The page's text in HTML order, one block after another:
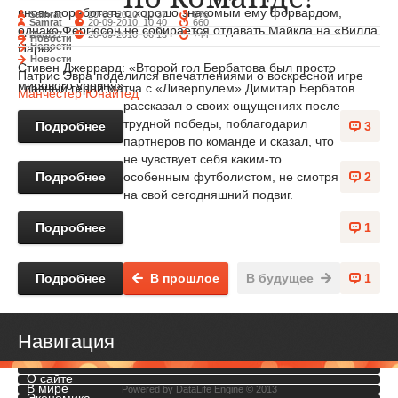
вновь поработать с хорошо знакомым ему форвардом,
однако Фергюсон не собирается отдавать Майкла на «Вилла
Парк».
3
Подробнее
Samrat 20-09-2010, 10:40 660
Новости
Патрис Эвра поделился впечатлениями о воскресной игре
Манчестер Юнайтед
2
Подробнее
Samrat 20-09-2010, 10:37 876
Новости
Стивен Джеррард: «Второй гол Бербатова был просто
мирового уровня»
1
Подробнее
Rauf27 20-09-2010, 06:13 744
Новости
Главный герой матча с «Ливерпулем» Димитар Бербатов
рассказал о своих ощущениях после
трудной победы, поблагодарил
партнеров по команде и сказал, что
не чувствует себя каким-то
особенным футболистом, не смотря
на свой сегодняшний подвиг.
1
Подробнее В будущее
В прошлое
Навигация
О сайте
В мире Powered by DataLife Engine© 2013